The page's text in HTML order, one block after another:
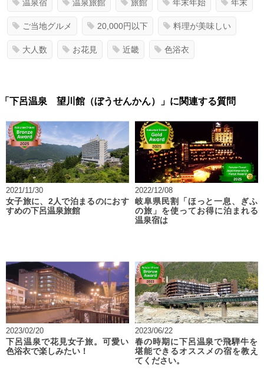
温泉宿 温泉旅館 旅館 年末年始 年末
ご当地グルメ 20,000円以下 料理が美味しい
大人数 お花見 近畿 色浴衣
「下呂温泉 望川館（ぼうせんかん）」に関連する質問
2021/11/30
女子旅に、2人で泊まるのにおす
すめの下呂温泉旅館
2022/12/08
岐阜県民割「ほっと一息、ぎふ
の旅」を使ってお得に泊まれる
温泉宿は
2023/02/20
下呂温泉で花見女子旅。可愛い
色浴衣で楽しみたい！
2023/06/22
春の時期に下呂温泉で飛騨牛を
堪能できるオススメの宿を教え
てください。